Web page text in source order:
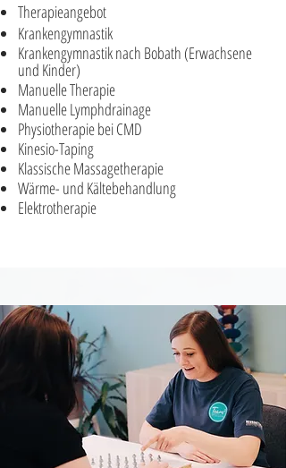
Therapieangebot
Krankengymnastik
Krankengymnastik nach Bobath (Erwachsene
und Kinder)
Manuelle Therapie
Manuelle Lymphdrainage
Physiotherapie bei CMD
Kinesio-Taping
Klassische Massagetherapie
Wärme- und Kältebehandlung
Elektrotherapie